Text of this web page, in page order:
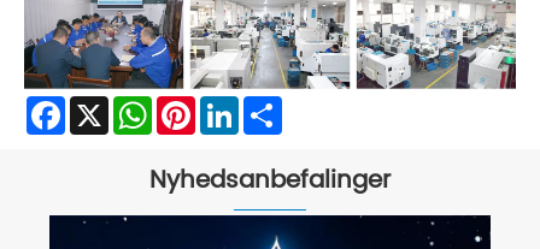
Facebook
X WhatsApp
Pinterest
LinkedIn
Nyhedsanbefalinger